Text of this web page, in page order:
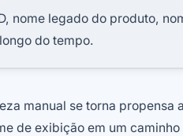
nome legado do produto,
do tempo.
manual se torna propensa
de exibição em um